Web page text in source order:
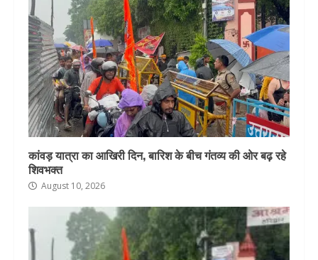
कांवड़ यात्रा का आखिरी दिन, बारिश के बीच गंतव्य की ओर बढ़ रहे
शिवभक्त
August 10, 2026